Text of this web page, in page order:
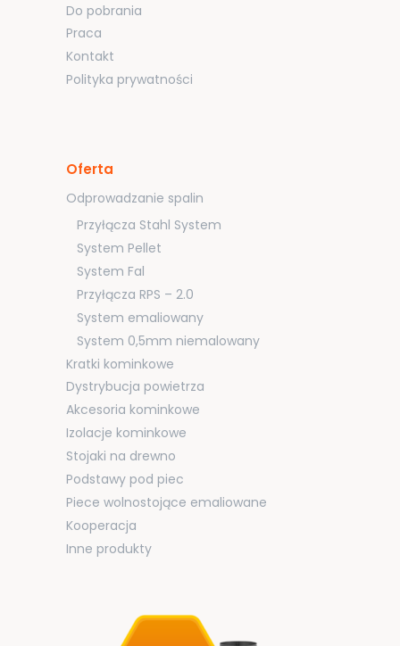
Do pobrania
Praca
Kontakt
Polityka prywatności
Oferta
Odprowadzanie spalin
Przyłącza Stahl System
System Pellet
System Fal
Przyłącza RPS – 2.0
System emaliowany
System 0,5mm niemalowany
Kratki kominkowe
Dystrybucja powietrza
Akcesoria kominkowe
Izolacje kominkowe
Stojaki na drewno
Podstawy pod piec
Piece wolnostojące emaliowane
Kooperacja
Inne produkty